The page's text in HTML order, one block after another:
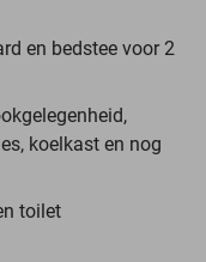
en bedstee voor 2
koelkast en nog
toilet